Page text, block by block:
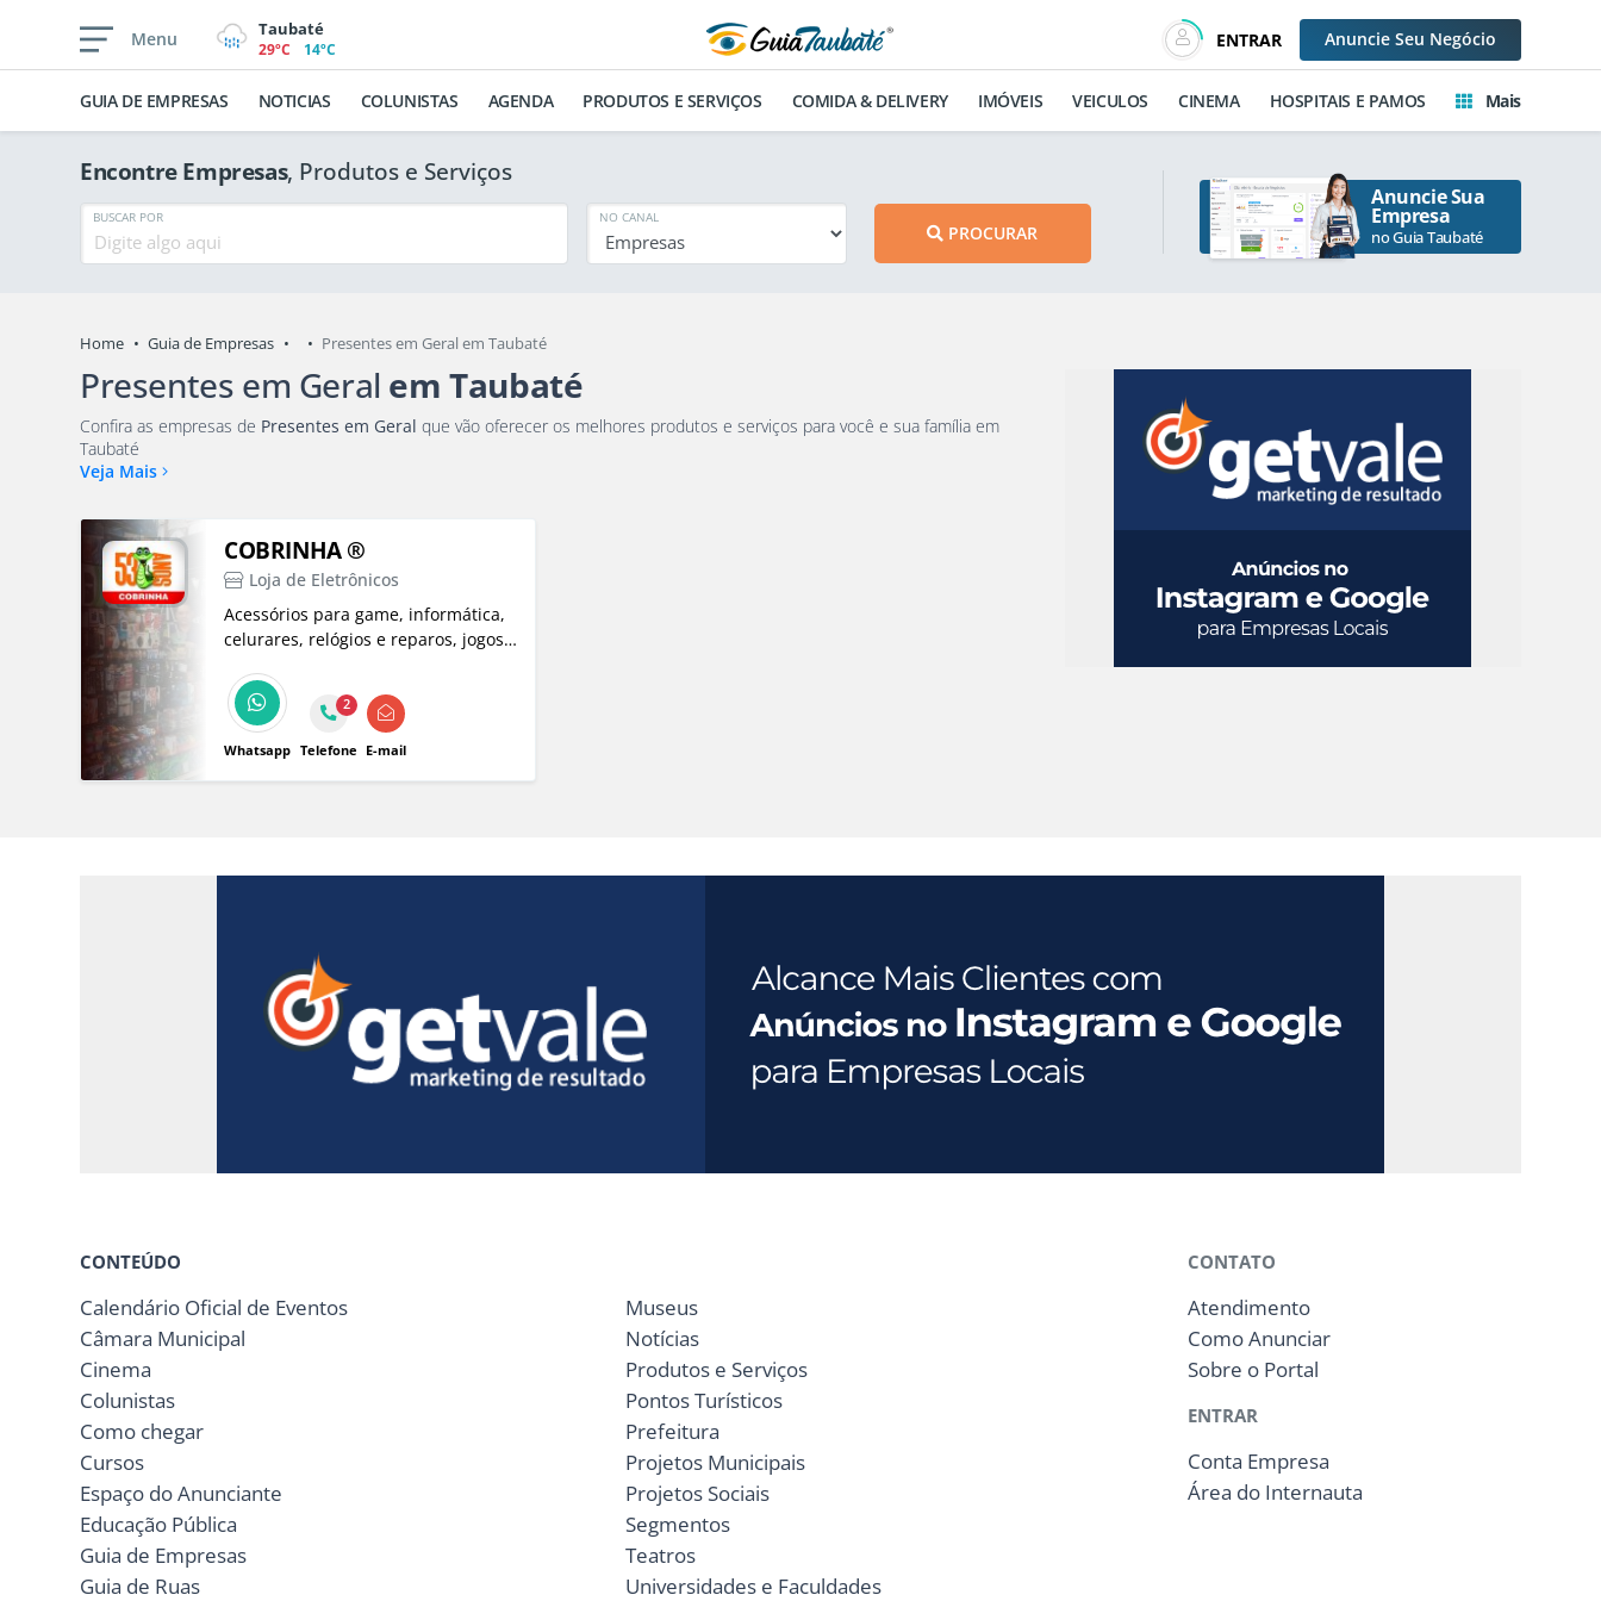
Menu Taubaté
29ºC 14ºC ENTRAR Anuncie Seu Negócio
GUIA DE EMPRESAS NOTICIAS COLUNISTAS AGENDA PRODUTOS E SERVIÇOS COMIDA & DELIVERY IMÓVEIS VEICULOS CINEMA HOSPITAIS E PAMOS Mais
Encontre Empresas, Produtos e Serviços
BUSCAR POR NO CANAL
PROCURAR
Anuncie Sua
Empresa
no Guia Taubaté
Home Guia de Empresas Presentes em Geral em Taubaté
Presentes em Geral em Taubaté
Confira as empresas de Presentes em Geral que vão oferecer os melhores produtos e serviços para você e sua família em
Taubaté
Veja Mais
COBRINHA ®
Loja de Eletrônicos
Acessórios para game, informática,
celurares, relógios e reparos, jogos,
eletrônicos, brinquedos diversos,
lembrancinhas e muito mais!
Whatsapp
2
Telefone E-mail
CONTEÚDO
Calendário Oficial de Eventos
Câmara Municipal
Cinema
Colunistas
Como chegar
Cursos
Espaço do Anunciante
Educação Pública
Guia de Empresas
Guia de Ruas
Museus
Notícias
Produtos e Serviços
Pontos Turísticos
Prefeitura
Projetos Municipais
Projetos Sociais
Segmentos
Teatros
Universidades e Faculdades
CONTATO
Atendimento
Como Anunciar
Sobre o Portal
ENTRAR
Conta Empresa
Área do Internauta